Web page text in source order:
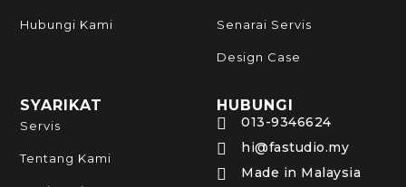
Hubungi Kami Senarai Servis
Design Case
SYARIKAT
Servis
Tentang Kami
HUBUNGI
 013-9346624
 hi@fastudio.my
 Made in Malaysia